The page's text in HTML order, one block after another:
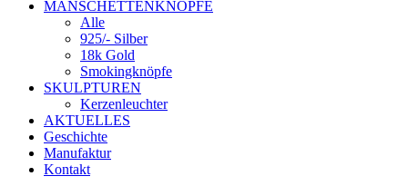
MANSCHETTENKNÖPFE
Alle
925/- Silber
18k Gold
Smokingknöpfe
SKULPTUREN
Kerzenleuchter
AKTUELLES
Geschichte
Manufaktur
Kontakt